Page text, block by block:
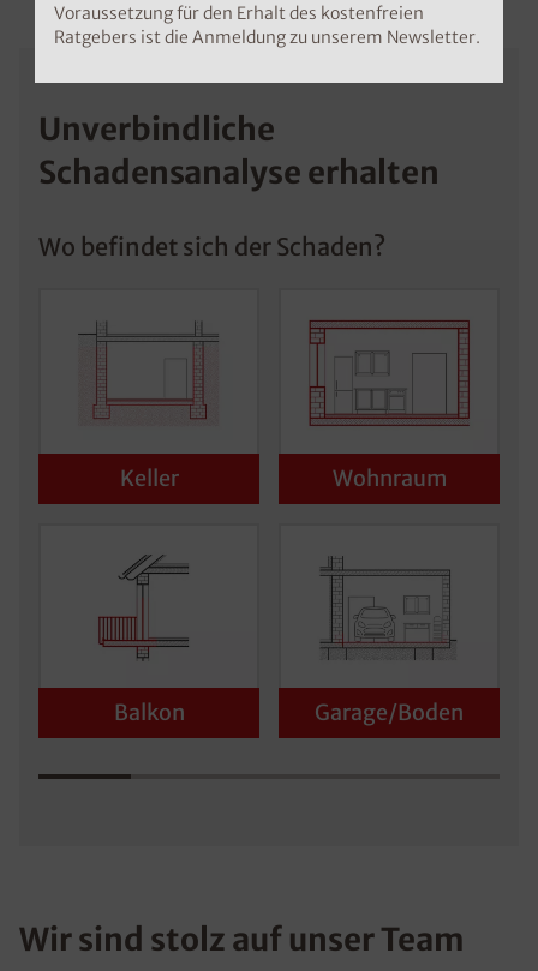
Unverbindliche
Schadensanalyse erhalten
Wo befindet sich der Schaden?
Keller Wohnraum
Balkon Garage/Boden
Wir sind stolz auf unser Team
Voraussetzung für den Erhalt des kostenfreien
Ratgebers ist die Anmeldung zu unserem Newsletter.